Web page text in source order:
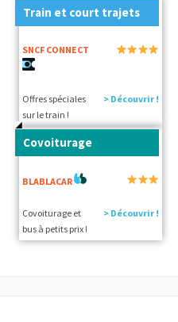
Train et court trajets
SNCF CONNECT
Offres spéciales
sur le train !
> Découvrir !
Covoiturage
BLABLACAR
Covoiturage et
bus à petits prix !
> Découvrir !